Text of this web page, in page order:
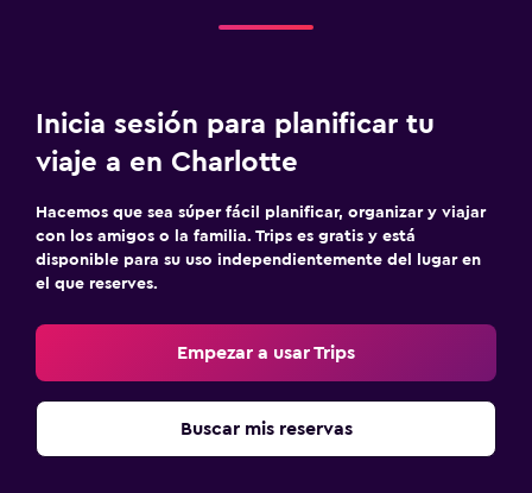
Inicia sesión para planificar tu
viaje a en Charlotte
Hacemos que sea súper fácil planificar, organizar y viajar
con los amigos o la familia. Trips es gratis y está
disponible para su uso independientemente del lugar en
el que reserves.
Empezar a usar Trips
Buscar mis reservas